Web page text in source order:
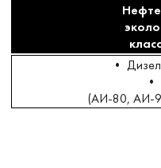
•
•
(АИ-80, АИ-